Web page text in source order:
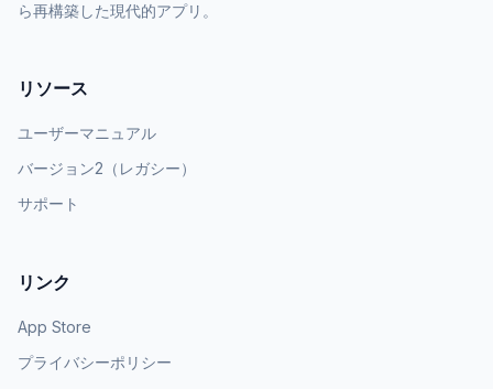
ら再構築した現代的アプリ。
リソース
ユーザーマニュアル
バージョン2（レガシー）
サポート
リンク
App Store
プライバシーポリシー